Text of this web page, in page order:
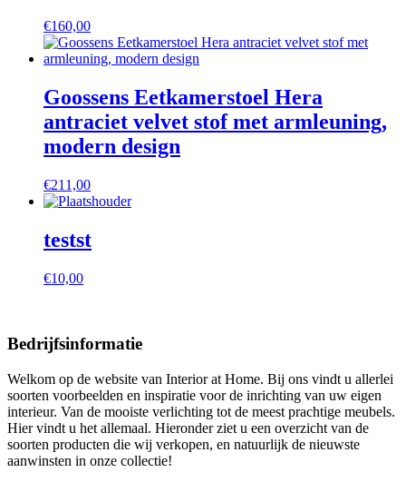
€160,00
Goossens Eetkamerstoel Hera
antraciet velvet stof met armleuning,
modern design
€211,00
testst
€10,00
Bedrijfsinformatie
Welkom op de website van Interior at Home. Bij ons vindt u allerlei
soorten voorbeelden en inspiratie voor de inrichting van uw eigen
interieur. Van de mooiste verlichting tot de meest prachtige meubels.
Hier vindt u het allemaal. Hieronder ziet u een overzicht van de
soorten producten die wij verkopen, en natuurlijk de nieuwste
aanwinsten in onze collectie!